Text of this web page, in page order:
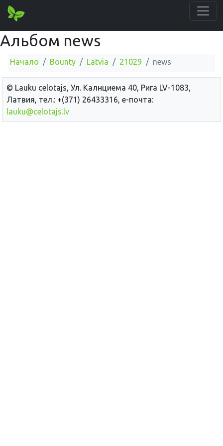
Альбом news
Начало Bounty Latvia 21029 news
© Lauku сelotajs, Ул. Калнциема 40, Рига LV-1083,
Латвия, тел.: +(371) 26433316, е-почта:
lauku@celotajs.lv